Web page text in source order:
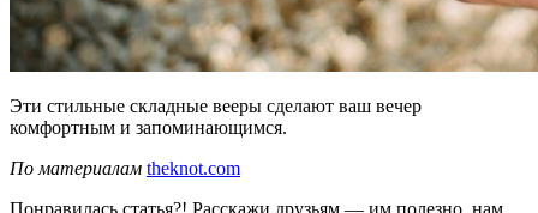
Эти стильные складные вееры сделают ваш вечер
комфортным и запоминающимся.
По материалам theknot.com
Понравилась статья?! Расскажи друзьям — им полезно, нам